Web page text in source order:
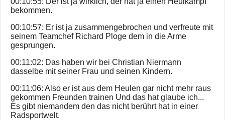
bekommen.
00:10:57: Er ist ja zusammengebrochen und verfreute mit
seinem Teamchef Richard Ploge dem in die Arme
gesprungen.
00:11:02: Das haben wir bei Christian Niermann
dasselbe mit seiner Frau und seinen Kindern.
00:11:06: Also er ist aus dem Heulen gar nicht mehr raus
gekommen Freunden trainen Und das hat glaube ich...
Es gibt niemandem den das nicht berührt hat in einer
Radsportwelt.